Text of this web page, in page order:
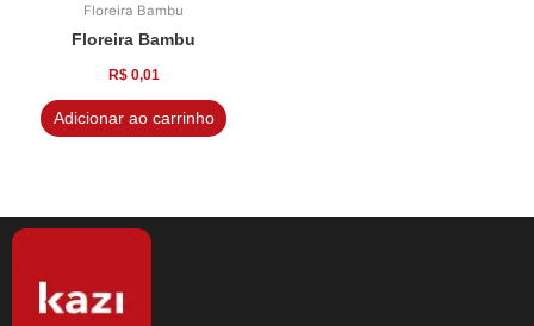
Floreira Bambu
Floreira Bambu
R$0,01
Adicionar ao carrinho